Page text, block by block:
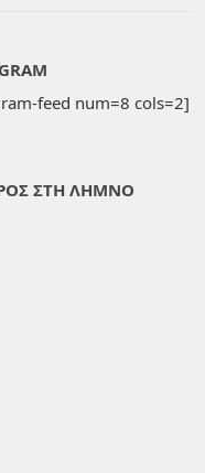
feed num=8 cols=2]
ΣΤΗ ΛΗΜΝΟ